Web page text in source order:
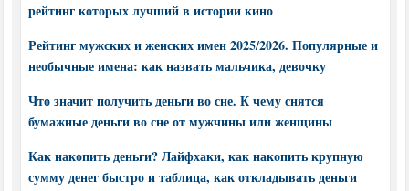
рейтинг которых лучший в истории кино
Рейтинг мужских и женских имен 2025/2026. Популярные и
необычные имена: как назвать мальчика, девочку
Что значит получить деньги во сне. К чему снятся
бумажные деньги во сне от мужчины или женщины
Как накопить деньги? Лайфхаки, как накопить крупную
сумму денег быстро и таблица, как откладывать деньги